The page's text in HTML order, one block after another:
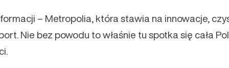
– Metropolia, która stawia na innowacje,
Nie bez powodu to właśnie tu spotka się cała